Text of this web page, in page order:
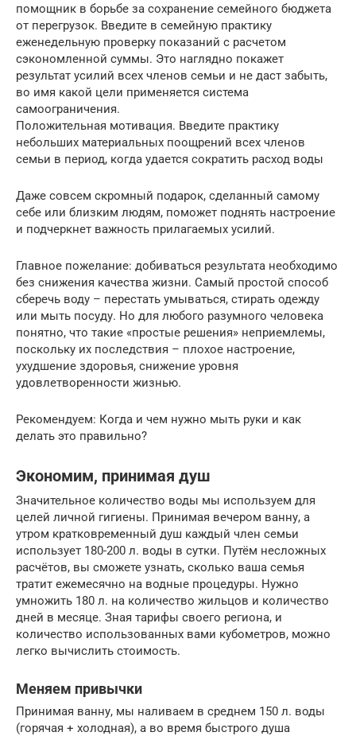
помощник в борьбе за сохранение семейного бюджета
от перегрузок. Введите в семейную практику
еженедельную проверку показаний с расчетом
сэкономленной суммы. Это наглядно покажет
результат усилий всех членов семьи и не даст забыть,
во имя какой цели применяется система
самоограничения.
Положительная мотивация. Введите практику
небольших материальных поощрений всех членов
семьи в период, когда удается сократить расход воды
Даже совсем скромный подарок, сделанный самому
себе или близким людям, поможет поднять настроение
и подчеркнет важность прилагаемых усилий.
Главное пожелание: добиваться результата необходимо
без снижения качества жизни. Самый простой способ
сберечь воду – перестать умываться, стирать одежду
или мыть посуду. Но для любого разумного человека
понятно, что такие «простые решения» неприемлемы,
поскольку их последствия – плохое настроение,
ухудшение здоровья, снижение уровня
удовлетворенности жизнью.
Рекомендуем: Когда и чем нужно мыть руки и как
делать это правильно?
Экономим, принимая душ
Значительное количество воды мы используем для
целей личной гигиены. Принимая вечером ванну, а
утром кратковременный душ каждый член семьи
использует 180-200 л. воды в сутки. Путём несложных
расчётов, вы сможете узнать, сколько ваша семья
тратит ежемесячно на водные процедуры. Нужно
умножить 180 л. на количество жильцов и количество
дней в месяце. Зная тарифы своего региона, и
количество использованных вами кубометров, можно
легко вычислить стоимость.
Меняем привычки
Принимая ванну, мы наливаем в среднем 150 л. воды
(горячая + холодная), а во время быстрого душа